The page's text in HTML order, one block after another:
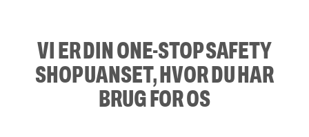
VI ER DIN ONE-STOP SAFETY
SHOP UANSET, HVOR DU HAR
BRUG FOR OS